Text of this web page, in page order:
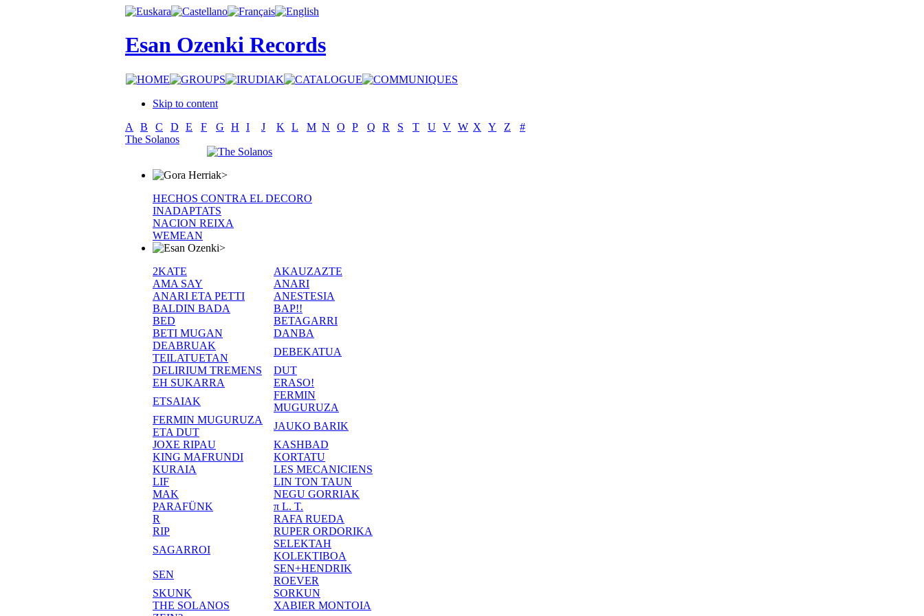
Esan Ozenki Records
Skip to content
A
B C D E F G H I J K L M N O P Q R S T U V W X Y Z
#
The Solanos
>
HECHOS CONTRA EL DECORO
INADAPTATS
NACION REIXA
WEMEAN
>
2KATE
AKAUZAZTE
AMA SAY
ANARI
ANARI ETA PETTI
ANESTESIA
BALDIN BADA
BAP!!
BED
BETAGARRI
BETI MUGAN
DANBA
DEABRUAK
TEILATUETAN
DEBEKATUA
DELIRIUM TREMENS
DUT
EH SUKARRA
ERASO!
ETSAIAK
FERMIN
MUGURUZA
FERMIN MUGURUZA
ETA DUT
JAUKO BARIK
JOXE RIPAU
KASHBAD
KING MAFRUNDI
KORTATU
KURAIA
LES MECANICIENS
LIF
LIN TON TAUN
MAK
NEGU GORRIAK
PARAFÜNK
π L. T.
R
RAFA RUEDA
RIP
RUPER ORDORIKA
SAGARROI
SELEKTAH
KOLEKTIBOA
SEN
SEN+HENDRIK
ROEVER
SKUNK
SORKUN
THE SOLANOS
XABIER MONTOIA